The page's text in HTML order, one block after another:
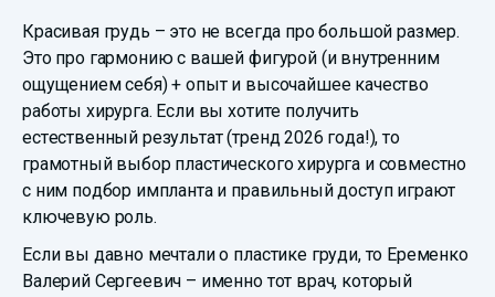
Красивая грудь – это не всегда про большой размер.
Это про гармонию с вашей фигурой (и внутренним
ощущением себя) + опыт и высочайшее качество
работы хирурга. Если вы хотите получить
естественный результат (тренд 2026 года!), то
грамотный выбор пластического хирурга и совместно
с ним подбор импланта и правильный доступ играют
ключевую роль.
Если вы давно мечтали о пластике груди, то Еременко
Валерий Сергеевич – именно тот врач, который